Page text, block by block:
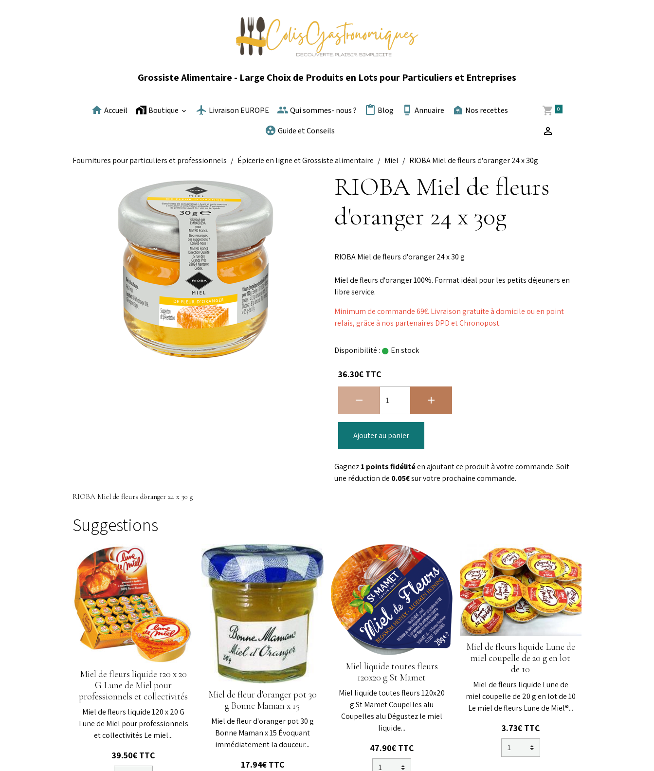
Grossiste Alimentaire - Large Choix de Produits en Lots pour Particuliers et Entreprises
Accueil Boutique Livraison EUROPE Qui sommes- nous ? Blog Annuaire
Nos recettes
Guide et Conseils
0
Fournitures pour particuliers et professionnels Épicerie en ligne et Grossiste alimentaire Miel RIOBA Miel de fleurs d'oranger 24 x 30g
RIOBA Miel de fleurs
d'oranger 24 x 30g
RIOBA Miel de fleurs d'oranger 24 x 30 g
Miel de fleurs d'oranger 100%. Format idéal pour les petits déjeuners en
libre service.
Minimum de commande 69€. Livraison gratuite à domicile ou en point
relais, grâce à nos partenaires DPD et Chronopost.
Disponibilité : En stock
36.30€ TTC
Ajouter au panier
Gagnez1 points fidélitéen ajoutant ce produit à votre commande. Soit
une réduction de 0.05€sur votre prochaine commande.
RIOBA Miel de fleurs d'oranger 24 x 30 g
Suggestions
Miel de fleurs liquide 120 x 20
G Lune de Miel pour
professionnels et collectivités
Miel de fleurs liquide 120 x 20 G
Lune de Miel pour professionnels
et collectivités Le miel...
39.50€ TTC
Miel de fleur d'oranger pot 30
g Bonne Maman x 15
Miel de fleur d'oranger pot 30 g
Bonne Maman x 15 Évoquant
immédiatement la douceur...
17.94€ TTC
Miel liquide toutes fleurs
120x20 g St Mamet
Miel liquide toutes fleurs 120x20
g St Mamet Coupelles alu
Coupelles alu Dégustez le miel
liquide...
47.90€ TTC
Miel de fleurs liquide Lune de
miel coupelle de 20 g en lot
de 10
Miel de fleurs liquide Lune de
miel coupelle de 20 g en lot de 10
Le miel de fleurs Lune de Miel®...
3.73€ TTC